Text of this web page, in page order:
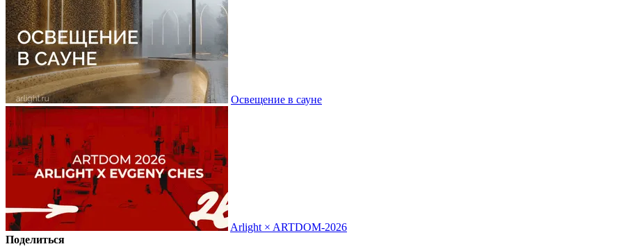
Освещение в сауне
Arlight × ARTDOM-2026
Поделиться